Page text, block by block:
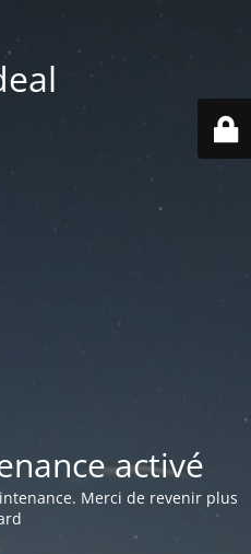
activé
Merci de revenir plus